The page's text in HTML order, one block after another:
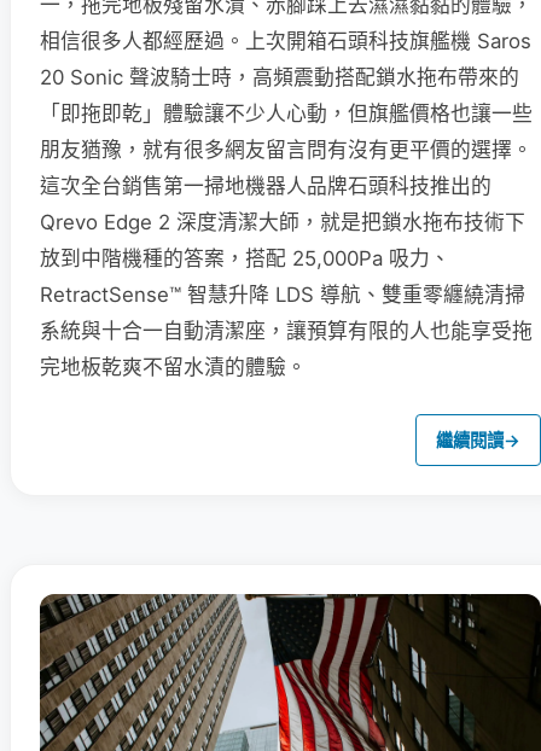
相信很多人都經歷過。上次開箱石頭科技旗艦機 Saros
20 Sonic 聲波騎士時，高頻震動搭配鎖水拖布帶來的
「即拖即乾」體驗讓不少人心動，但旗艦價格也讓一些
朋友猶豫，就有很多網友留言問有沒有更平價的選擇。
這次全台銷售第一掃地機器人品牌石頭科技推出的
Qrevo Edge 2 深度清潔大師，就是把鎖水拖布技術下
放到中階機種的答案，搭配 25,000Pa 吸力、
RetractSense™ 智慧升降 LDS 導航、雙重零纏繞清掃
系統與十合一自動清潔座，讓預算有限的人也能享受拖
完地板乾爽不留水漬的體驗。
繼續閱讀→